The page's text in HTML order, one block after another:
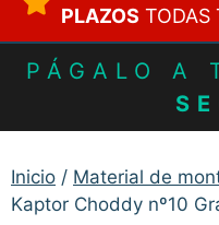
PLAZOS TODAS
PÁGALO A
Inicio / Material de
Kaptor Choddy nº10